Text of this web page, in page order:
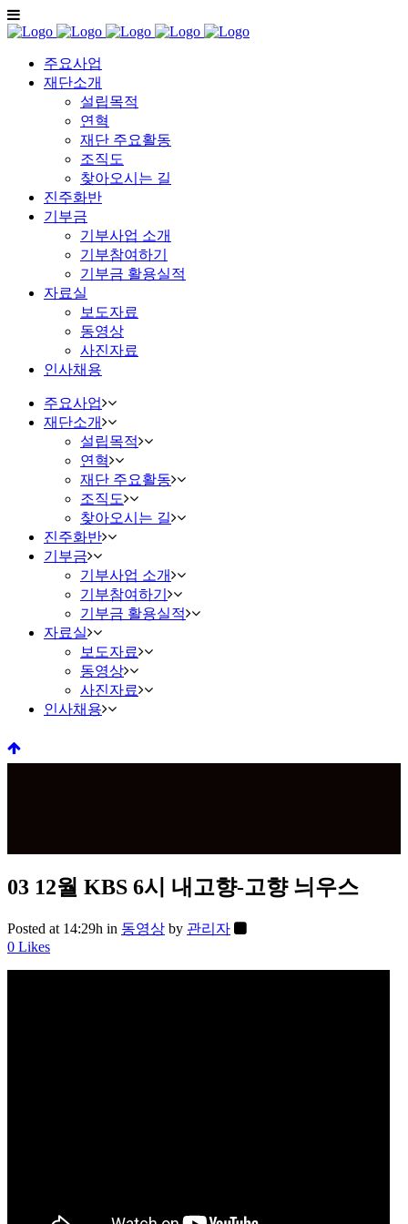
주요사업
재단소개
설립목적
연혁
재단 주요활동
조직도
찾아오시는 길
진주화반
기부금
기부사업 소개
기부참여하기
기부금 활용실적
자료실
보도자료
동영상
사진자료
인사채용
주요사업
재단소개
설립목적
연혁
재단 주요활동
조직도
찾아오시는 길
진주화반
기부금
기부사업 소개
기부참여하기
기부금 활용실적
자료실
보도자료
동영상
사진자료
인사채용
03 12월 KBS 6시 내고향-고향 늬우스
Posted at 14:29h in 동영상 by 관리자
0 Likes